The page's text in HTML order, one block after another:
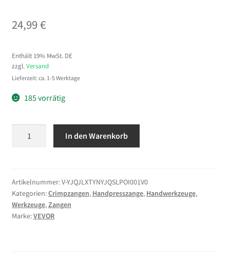
24,99€
Enthält 19% MwSt. DE
zzgl. Versand
Lieferzeit: ca. 1-5 Werktage
185 vorrätig
für
2,5-
6
mm²,
In den Warenkorb
Artikelnummer:V-YJQJLXTYNYJQSLPOI001V0
Kategorien:Crimpzangen, Handpresszange, Handwerkzeuge,
Werkzeuge,Zangen
Marke:VEVOR